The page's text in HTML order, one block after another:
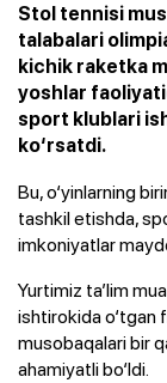
Stol tennisi
talabalari
kichik raketka
yoshlar
sport klublari
ko‘rsatdi.
Bu, o‘yinlarning
tashkil etishda,
imkoniyatlar
Yurtimiz ta’lim
ishtirokida o‘tgan
musobaqalari bir
ahamiyatli bo‘ldi.